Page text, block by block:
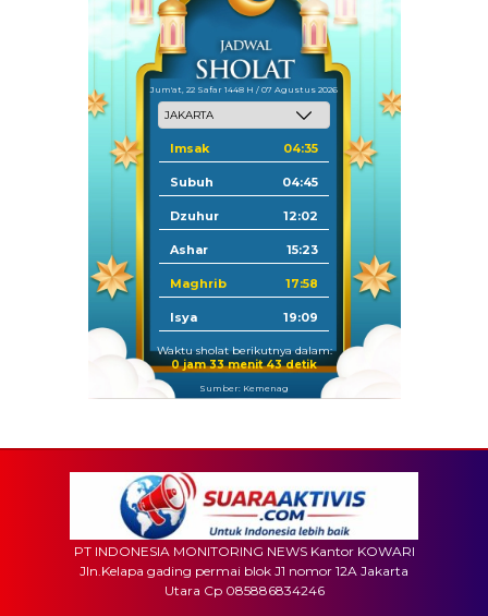
Jum'at, 22 Safar 1448 H / 07 Agustus 2026
Imsak 04:35
Subuh 04:45
Dzuhur 12:02
Ashar 15:23
Maghrib 17:58
Isya 19:09
Waktu sholat berikutnya dalam:
0 jam 33 menit 40 detik
Sumber: Kemenag
PT INDONESIA MONITORING NEWS Kantor KOWARI
Jln.Kelapa gading permai blok J1 nomor 12A Jakarta
Utara Cp 085886834246